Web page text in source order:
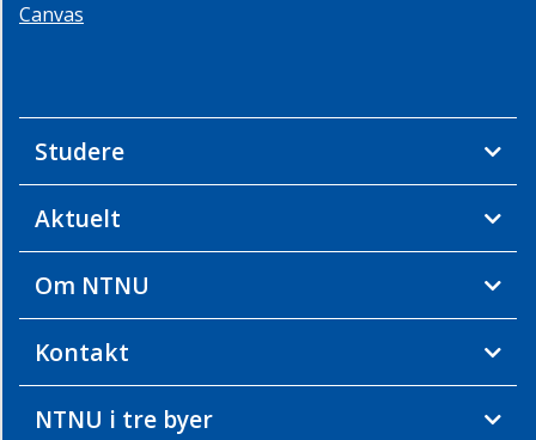
Canvas
Studere
Aktuelt
Om NTNU
Kontakt
NTNU i tre byer